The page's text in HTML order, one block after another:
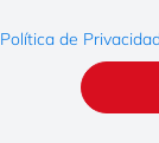
Política de